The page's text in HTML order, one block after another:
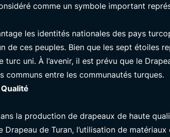
comme un symbole important
les identités nationales des pays
de ces peuples. Bien que les sept étoiles
uni. À l’avenir, il est prévu que le
entre les communautés turques.
la production de drapeaux de haute
de Turan, l’utilisation de